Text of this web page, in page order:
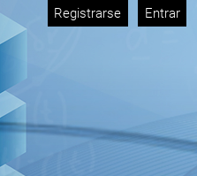
Registrarse Entrar